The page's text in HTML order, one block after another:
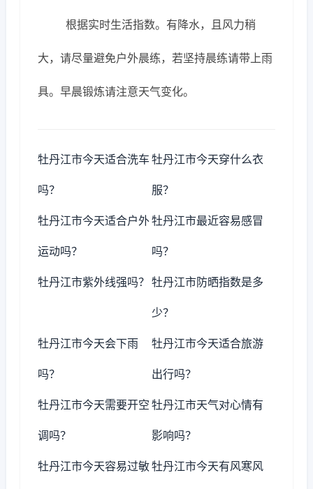
根据实时生活指数。有降水，且风力稍
大，请尽量避免户外晨练，若坚持晨练请带上雨
具。早晨锻炼请注意天气变化。
牡丹江市今天适合洗车
吗？
牡丹江市今天穿什么衣
服？
牡丹江市今天适合户外
运动吗？
牡丹江市最近容易感冒
吗？
牡丹江市紫外线强吗？ 牡丹江市防晒指数是多
少？
牡丹江市今天会下雨
吗？
牡丹江市今天适合旅游
出行吗？
牡丹江市今天需要开空
调吗？
牡丹江市天气对心情有
影响吗？
牡丹江市今天容易过敏牡丹江市今天有风寒风